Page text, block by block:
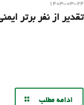
۱۴۰۳-۰۳-۲۴
تقدیر از نفر برتر ایمنی
ادامه مطلب